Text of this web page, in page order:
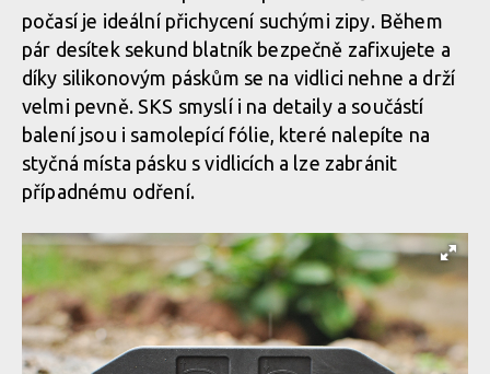
počasí je ideální přichycení suchými zipy. Během
pár desítek sekund blatník bezpečně zafixujete a
díky silikonovým páskům se na vidlici nehne a drží
velmi pevně. SKS smyslí i na detaily a součástí
balení jsou i samolepící fólie, které nalepíte na
styčná místa pásku s vidlicích a lze zabránit
případnému odření.